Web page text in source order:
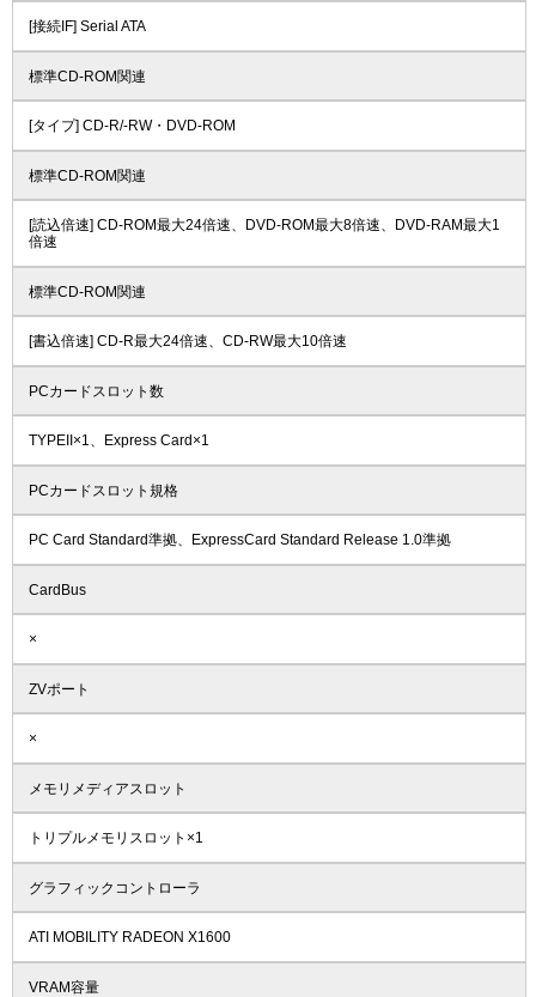
[接続IF] Serial ATA
標準CD-ROM関連
[タイプ] CD-R/-RW・DVD-ROM
標準CD-ROM関連
[読込倍速] CD-ROM最大24倍速、DVD-ROM最大8倍速、DVD-RAM最大1
倍速
標準CD-ROM関連
[書込倍速] CD-R最大24倍速、CD-RW最大10倍速
PCカードスロット数
TYPEII×1、Express Card×1
PCカードスロット規格
PC Card Standard準拠、ExpressCard Standard Release 1.0準拠
CardBus
×
ZVポート
×
メモリメディアスロット
トリプルメモリスロット×1
グラフィックコントローラ
ATI MOBILITY RADEON X1600
VRAM容量